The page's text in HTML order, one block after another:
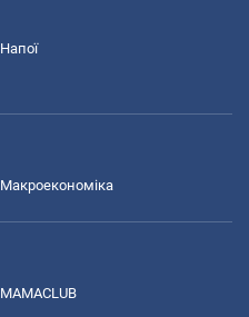
Напої
Макроекономіка
MAMACLUB